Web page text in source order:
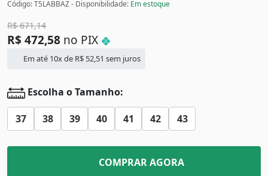
Código: T5LABBAZ - Disponibilidade: Em estoque
R$671,14
R$ 472,58 no PIX
Em até 10x de R$ 52,51 sem juros
Escolha o Tamanho:
37 38 39 40 41 42 43
COMPRAR AGORA